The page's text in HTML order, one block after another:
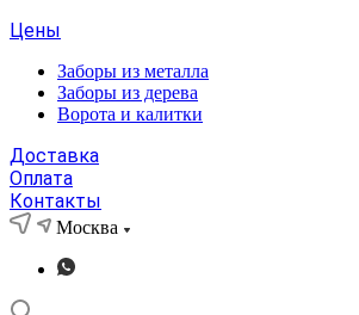
Цены
Заборы из металла
Заборы из дерева
Ворота и калитки
Доставка
Оплата
Контакты
Москва